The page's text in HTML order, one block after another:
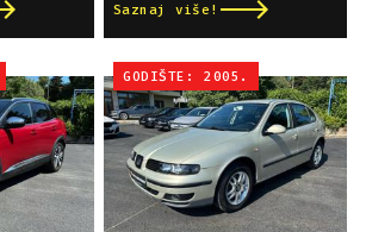
Saznaj više!
GODIŠTE: 2005.